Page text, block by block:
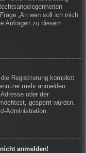
„An wen soll ich mich
Anfragen zu diesem
Registrierung komplett
mehr anmelden
oder der
gesperrt wurden.
Administration.
anmelden!